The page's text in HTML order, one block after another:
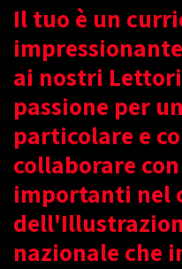
Il tuo è un
ai nostri
passione per
particolare e
collaborare
importanti nel
nazionale che